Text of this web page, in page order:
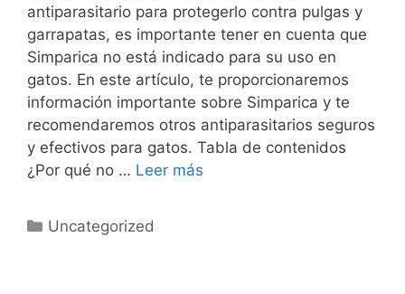
antiparasitario para protegerlo contra pulgas y
garrapatas, es importante tener en cuenta que
Simparica no está indicado para su uso en
gatos. En este artículo, te proporcionaremos
información importante sobre Simparica y te
recomendaremos otros antiparasitarios seguros
y efectivos para gatos. Tabla de contenidos
¿Por qué no … Leer más
Uncategorized